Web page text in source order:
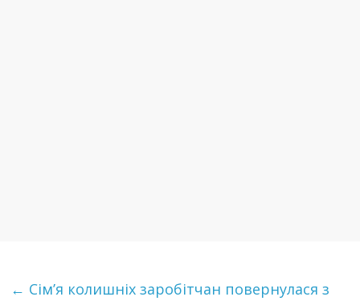
← Сім’я колишніх заробітчан повернулася з